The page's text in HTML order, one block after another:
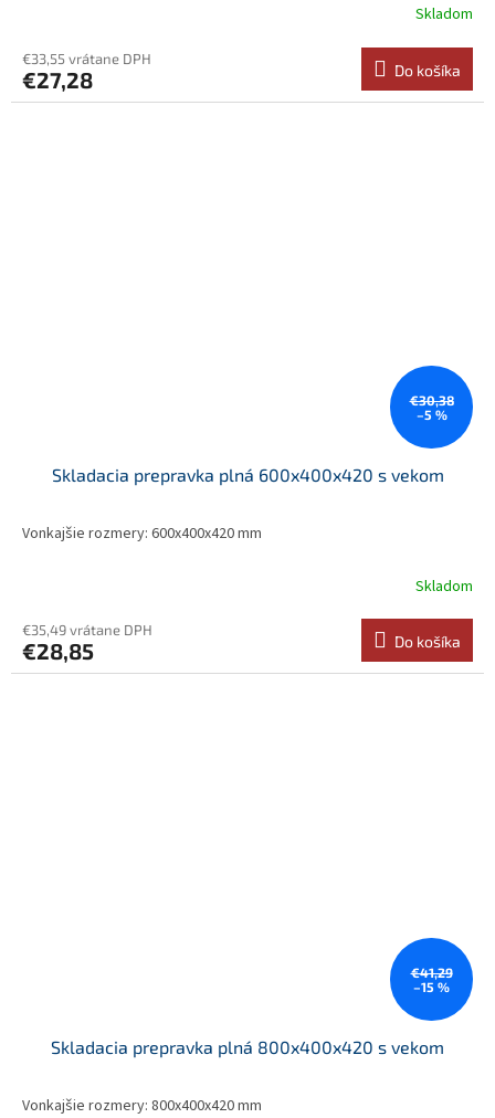
Skladom
€33,55 vrátane DPH
€27,28 Do košíka
€30,38
–5 %
Skladacia prepravka plná 600x400x420 s vekom
Vonkajšie rozmery: 600x400x420 mm
Skladom
€35,49 vrátane DPH
€28,85 Do košíka
€41,29
–15 %
Skladacia prepravka plná 800x400x420 s vekom
Vonkajšie rozmery: 800x400x420 mm